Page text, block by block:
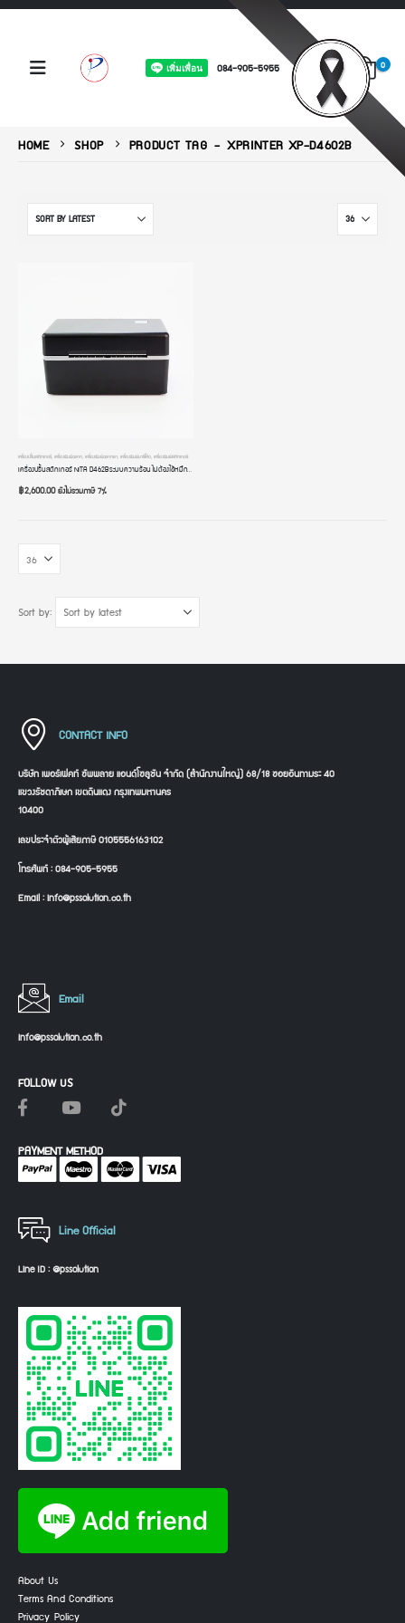
084-905-5955 0
HOME SHOP PRODUCT TAG -XPRINTER XP-D4602B
เครื่องปริ้นสติกเกอร์ เครื่องพิมพ์ฉลาก เครื่องพิมพ์ฉลากยา เครื่องพิมพ์บาร์โค้ด เครื่องพิมพ์สติกเกอร์
เครื่องปริ้นสติกเกอร์ NITA D462B ระบบความร้อน ไม่ต้องใช้หมึก มี Bluetooth พิมพ์ใบปะหน้าส่งของ Lazada Shopee
฿2,600.00ยังไม่รวมภาษี 7%
Sort by:
CONTACT INFO
บริษัท เพอร์เฟคท์ ซัพพลาย แอนด์โซลูชัน จำกัด (สำนักงานใหญ่) 68/18 ซอยอินทามระ 40
แขวงรัชดาภิเษก เขตดินแดง กรุงเทพมหานคร
10400
เลขประจำตัวผู้เสียภาษี 0105556163102
โทรศัพท์ : 084-905-5955
Email : info@pssolution.co.th
Line Official
Line ID : @pssolution
About Us
Terms And Conditions
Privacy Policy
Email
info@pssolution.co.th
FOLLOW US
PAYMENT METHOD